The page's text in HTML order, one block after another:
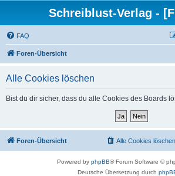
Schreiblust-Verlag -
FAQ
Foren-Übersicht
Alle Cookies löschen
Bist du dir sicher, dass du alle Cookies des Boards
Foren-Übersicht Alle Cookies löschen
Powered by phpBB® Forum Software ©
Deutsche Übersetzung durch